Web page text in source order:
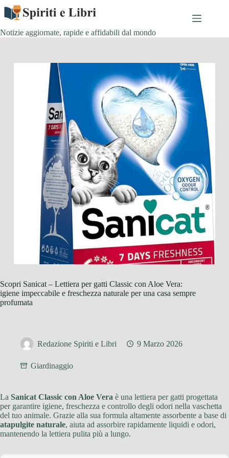
Salta
contenuto
Notizie aggiornate, rapide e affidabili dal mondo
Scopri Sanicat – Lettiera per gatti Classic con Aloe Vera:
igiene impeccabile e freschezza naturale per una casa sempre
profumata
Redazione Spiriti e Libri 9 Marzo 2026
Giardinaggio
La Sanicat Classic con Aloe Vera è una lettiera per gatti progettata
per garantire igiene, freschezza e controllo degli odori nella vaschetta
del tuo animale. Grazie alla sua formula altamente assorbente a base di
atapulgite naturale, aiuta ad assorbire rapidamente liquidi e odori,
mantenendo la lettiera pulita più a lungo.